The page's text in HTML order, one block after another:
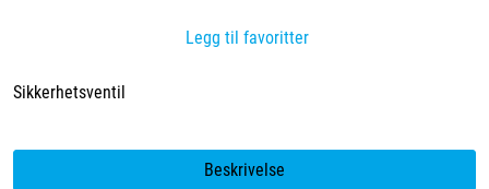
Legg til favoritter
Sikkerhetsventil
Beskrivelse